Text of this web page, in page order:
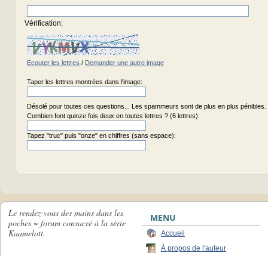
Vérification:
Ecouter les lettres / Demander une autre image
Taper les lettres montrées dans l'image:
Désolé pour toutes ces questions... Les spammeurs sont de plus en plus pénibles.
Combien font quinze fois deux en toutes lettres ? (6 lettres):
Tapez "truc" puis "onze" en chiffres (sans espace):
Le rendez-vous des mains dans les
poches ~ forum consacré à la série
Kaamelott.
MENU
Accueil
À propos de l'auteur